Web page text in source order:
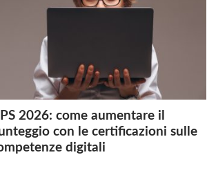
2026: come aumentare il
con le certificazioni sulle
digitali